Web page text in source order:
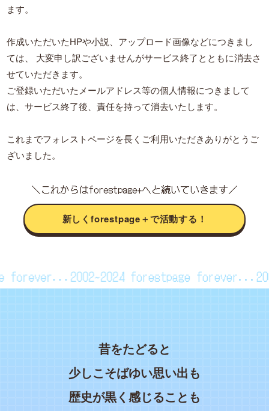
ます。
作成いただいたHPや小説、アップロード画像などにつきまし
ては、
大変申し訳ございませんがサービス終了とともに消去さ
せていただきます。
ご登録いただいたメールアドレス等の個人情報につきまして
は、サービス終了後、責任を持って消去いたします。
これまでフォレストページを長くご利用いただきありがとうご
ざいました。
＼これからはforestpage+へと続いていきます／
新しくforestpage＋で活動する！
forever...2002~2024 forestpage
昔をたどると
少しこそばゆい思い出も
歴史が黒く感じることも